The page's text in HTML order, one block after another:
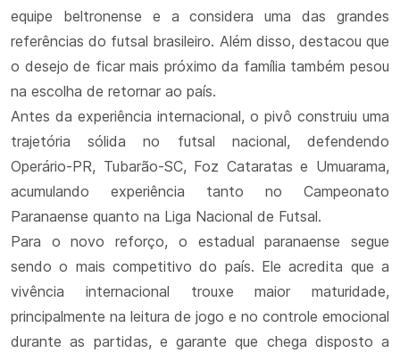
equipe beltronense e a considera uma das grandes
referências do futsal brasileiro. Além disso, destacou que
o desejo de ficar mais próximo da família também pesou
na escolha de retornar ao país.
Antes da experiência internacional, o pivô construiu uma
trajetória sólida no futsal nacional, defendendo
Operário-PR, Tubarão-SC, Foz Cataratas e Umuarama,
acumulando experiência tanto no Campeonato
Paranaense quanto na Liga Nacional de Futsal.
Para o novo reforço, o estadual paranaense segue
sendo o mais competitivo do país. Ele acredita que a
vivência internacional trouxe maior maturidade,
principalmente na leitura de jogo e no controle emocional
durante as partidas, e garante que chega disposto a